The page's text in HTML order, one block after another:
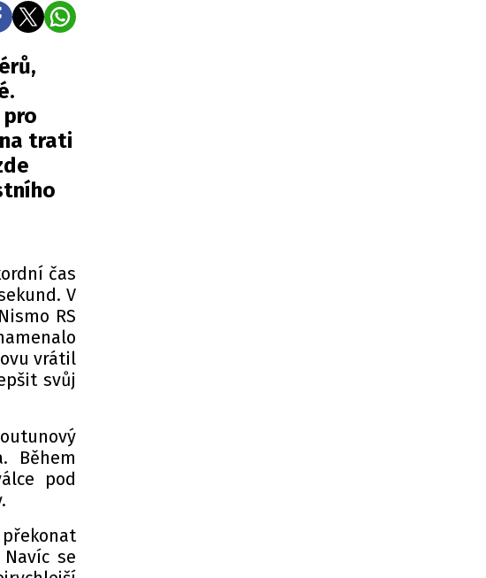
trati
čas
V
RS
vrátil
svůj
Během
pod
překonat
se